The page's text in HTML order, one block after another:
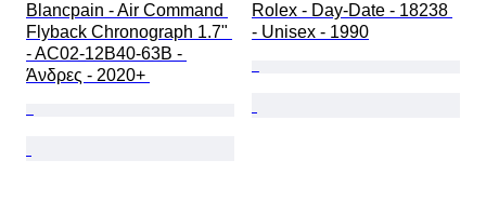
Blancpain - Air Command
Flyback Chronograph 1.7"
- AC02-12B40-63B -
Άνδρες - 2020+
Rolex - Day-Date - 18238
- Unisex - 1990